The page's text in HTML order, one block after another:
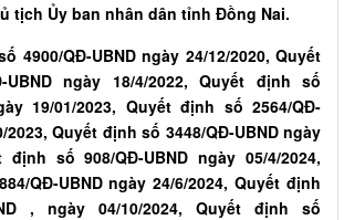
tịch Ủy ban nhân dân tỉnh Đồng Nai.
4900/QĐ-UBND ngày 24/12/2020, Quyết
ngày 18/4/2022, Quyết định số
19/01/2023, Quyết định số 2564/QĐ-
2023, Quyết định số 3448/QĐ-UBND ngày
định số 908/QĐ-UBND ngày 05/4/2024,
QĐ-UBND ngày 24/6/2024, Quyết định
, ngày 04/10/2024, Quyết định số